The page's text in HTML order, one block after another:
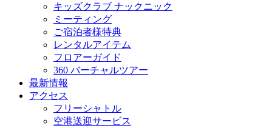
キッズクラブ ナックニック
ミーティング
ご宿泊者様特典
レンタルアイテム
フロアーガイド
360 バーチャルツアー
最新情報
アクセス
フリーシャトル
空港送迎サービス